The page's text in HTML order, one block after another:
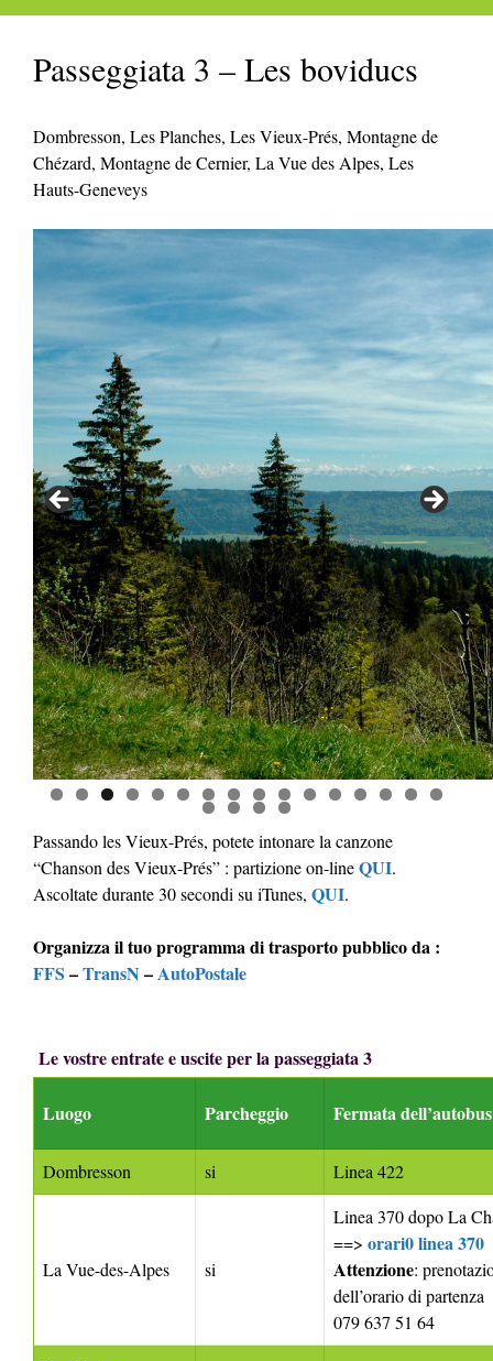
Passeggiata 3 – Les boviducs
Dombresson, Les Planches, Les Vieux-Prés, Montagne de
Chézard, Montagne de Cernier, La Vue des Alpes, Les
Hauts-Geneveys
0 1 2 3 4 5 6
7 8 9
0
Passando les Vieux-Prés, potete intonare la canzone
“Chanson des Vieux-Prés” : partizione on-lineQUI.
Ascoltate durante 30 secondi su iTunes, QUI.
Organizza il tuo programma di trasporto pubblico da :
FFS –TransN –AutoPostale
Le vostre entrate e uscite per la passeggiata 3
Luogo Parcheggio Fermata
Dombresson si Linea 422
La Vue-des-Alpes si
Linea 370 dopo La
==> orari0 linea 370
Attenzione:
dell’orario di partenza
079 637 51 64